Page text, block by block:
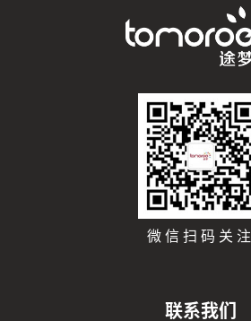
微信扫码关注
联系我们